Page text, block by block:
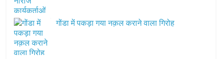
गोंडा में पकड़ा गया नक़ल कराने वाला गिरोह